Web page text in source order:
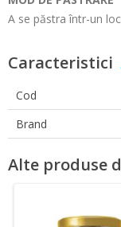
A se păstra într-un
Caracteristici
Cod
Brand
Alte produse